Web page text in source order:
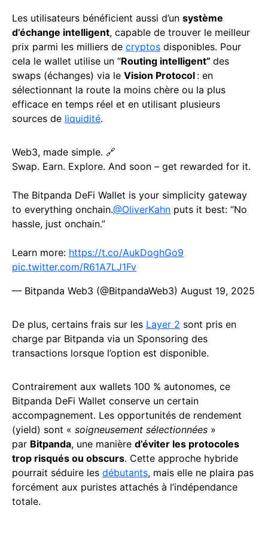
Les utilisateurs bénéficient aussi d’un système
d’échange intelligent, capable de trouver le meilleur
prix parmi les milliers de cryptos disponibles. Pour
cela le wallet utilise un “Routing intelligent” des
swaps (échanges) via le Vision Protocol : en
sélectionnant la route la moins chère ou la plus
efficace en temps réel et en utilisant plusieurs
sources de liquidité.
Web3, made simple. 🔗
Swap. Earn. Explore. And soon – get rewarded for it.
The Bitpanda DeFi Wallet is your simplicity gateway
to everything onchain.@OliverKahn puts it best: “No
hassle, just onchain.”
Learn more: https://t.co/AukDoghGo9
pic.twitter.com/R61A7LJ1Fv
— Bitpanda Web3 (@BitpandaWeb3) August 19, 2025
De plus, certains frais sur les Layer 2 sont pris en
charge par Bitpanda via un Sponsoring des
transactions lorsque l’option est disponible.
Contrairement aux wallets 100 % autonomes, ce
Bitpanda DeFi Wallet conserve un certain
accompagnement. Les opportunités de rendement
(yield) sont « soigneusement sélectionnées »
par Bitpanda, une manière d’éviter les protocoles
trop risqués ou obscurs. Cette approche hybride
pourrait séduire les débutants, mais elle ne plaira pas
forcément aux puristes attachés à l’indépendance
totale.